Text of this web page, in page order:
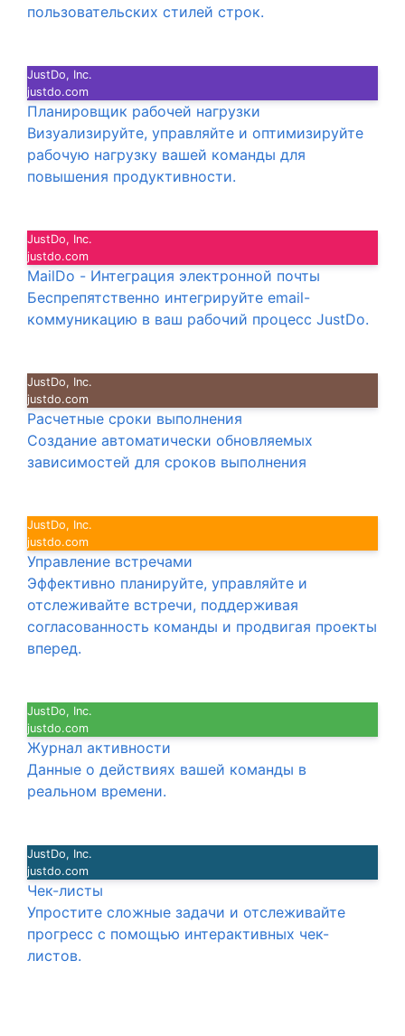
пользовательских стилей строк.
JustDo, Inc.
justdo.com
Планировщик рабочей нагрузки
Визуализируйте, управляйте и оптимизируйте
рабочую нагрузку вашей команды для
повышения продуктивности.
JustDo, Inc.
justdo.com
MailDo - Интеграция электронной почты
Беспрепятственно интегрируйте email-
коммуникацию в ваш рабочий процесс JustDo.
JustDo, Inc.
justdo.com
Расчетные сроки выполнения
Создание автоматически обновляемых
зависимостей для сроков выполнения
JustDo, Inc.
justdo.com
Управление встречами
Эффективно планируйте, управляйте и
отслеживайте встречи, поддерживая
согласованность команды и продвигая проекты
вперед.
JustDo, Inc.
justdo.com
Журнал активности
Данные о действиях вашей команды в
реальном времени.
JustDo, Inc.
justdo.com
Чек-листы
Упростите сложные задачи и отслеживайте
прогресс с помощью интерактивных чек-
листов.